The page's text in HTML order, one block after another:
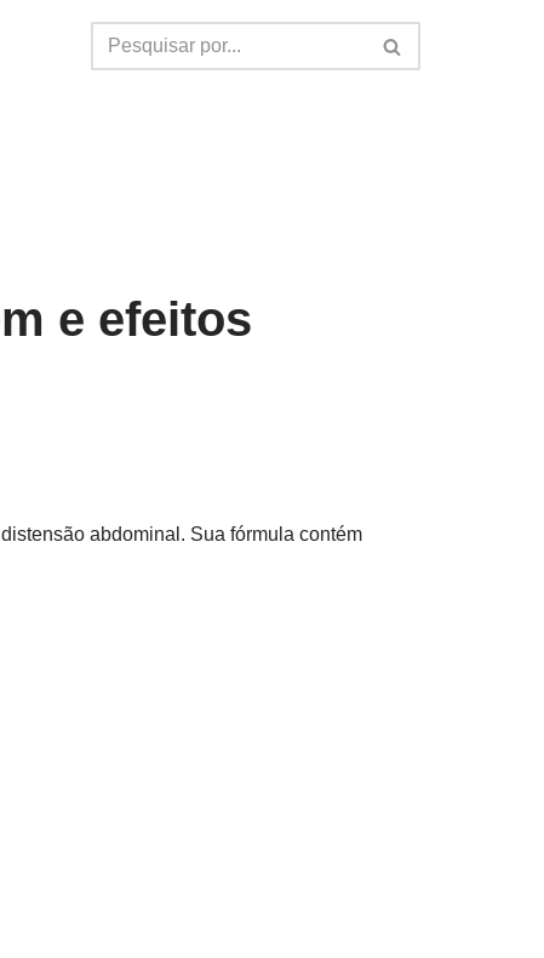
e efeitos
abdominal. Sua fórmula contém